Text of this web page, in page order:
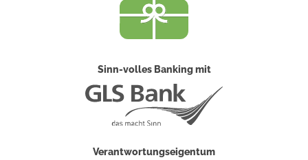
Sinn-volles Banking mit
Verantwortungseigentum